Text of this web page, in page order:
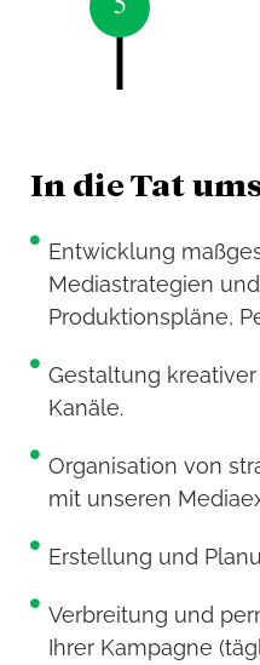
In die Tat
Entwicklung
Mediastrategien
Produktionspläne,
Gestaltung
Kanäle.
Organisation von
mit unseren
Erstellung und
Verbreitung und
Ihrer Kampagne